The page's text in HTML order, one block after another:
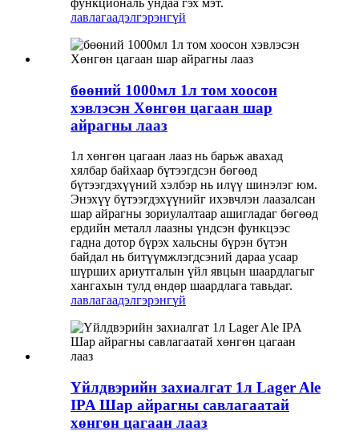
функциональ ундаа гэх мэт.
лавлагаадэлгэрэнгүй
бөөний 1000мл 1л том хоосон
хэвлэсэн Хөнгөн цагаан шар
айрагны лааз
1л хөнгөн цагаан лааз нь барьж авахад
хялбар байхаар бүтээгдсэн бөгөөд
бүтээгдэхүүний хэлбэр нь илүү шинэлэг юм.
Энэхүү бүтээгдэхүүнийг ихэвчлэн лаазалсан
шар айрагны зориулалтаар ашигладаг бөгөөд
ердийн металл лаазны үндсэн функцээс
гадна дотор бүрэх хальсны бүрэн бүтэн
байдал нь битүүмжлэгдсэний дараа усаар
шүрших ариутгалын үйл явцын шаардлагыг
хангахын тулд өндөр шаардлага тавьдаг.
лавлагаадэлгэрэнгүй
Үйлдвэрийн захиалгат 1л Lager Ale
IPA Шар айрагны савлагаатай
хөнгөн цагаан лааз